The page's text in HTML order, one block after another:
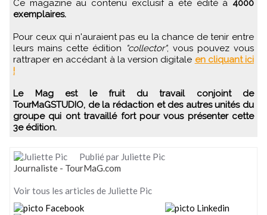
Ce magazine au contenu exclusif a été édité à 4000
exemplaires.
Pour ceux qui n'auraient pas eu la chance de tenir entre
leurs mains cette édition
"collector", vous pouvez vous
rattraper en accédant à la version digitale en cliquant ici
!
Le Mag est le fruit du travail conjoint de
TourMaGSTUDIO, de la rédaction et des autres unités du
groupe qui ont travaillé fort pour vous présenter cette
3e édition.
Publié par Juliette Pic
Journaliste - TourMaG.com
Voir tous les articles de Juliette Pic